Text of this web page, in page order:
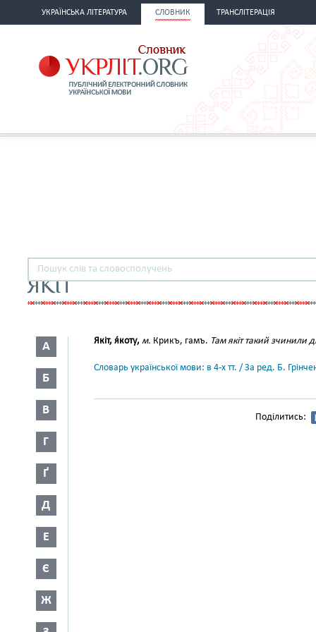
УКРАЇНСЬКА ЛІТЕРАТУРА СЛОВНИК ТРАНСЛІТЕРАЦІЯ
ЯКІТ
А
Б
В
Г
Ґ
Д
Е
Є
Ж
Якіт, я́коту, м. Крикъ, гамъ. Там якіт такий зчинили
Словарь української мови: в 4-х тт. / За ред. Б.
Поділитись: